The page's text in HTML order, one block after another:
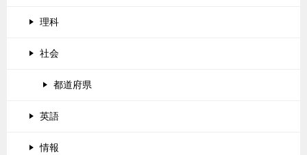
理科
社会
都道府県
英語
情報